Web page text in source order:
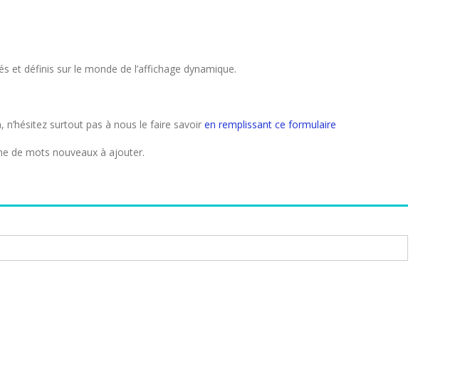
et définis sur le monde de l’affichage dynamique.
surtout pas à nous le faire savoir en remplissant ce formulaire
de mots nouveaux à ajouter.